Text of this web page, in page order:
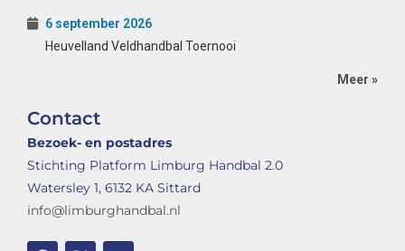
6 september 2026
Heuvelland Veldhandbal Toernooi
Meer »
Contact
Bezoek- en postadres
Stichting Platform Limburg Handbal 2.0
Watersley 1, 6132 KA Sittard
info@limburghandbal.nl